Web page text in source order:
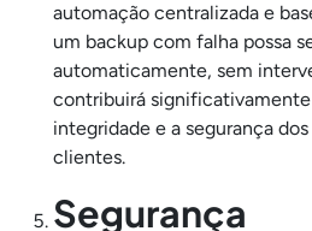
automação centralizada e
um backup com falha possa
automaticamente, sem
contribuirá significativamente
integridade e a segurança
clientes.
Segurança